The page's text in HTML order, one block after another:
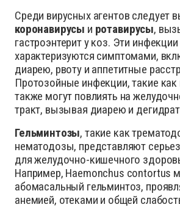
Среди вирусных агентов следует
коронавирусы и ротавирусы,
гастроэнтерит у коз. Эти инфекции
характеризуются симптомами,
диарею, рвоту и аппетитные
Протозойные инфекции, такие как
также могут повлиять на
тракт, вызывая диарею и
Гельминтозы, такие как
нематодозы, представляют
для желудочно-кишечного
Например, Haemonchus contortus
абомасальный гельминтоз,
анемией, отеками и общей